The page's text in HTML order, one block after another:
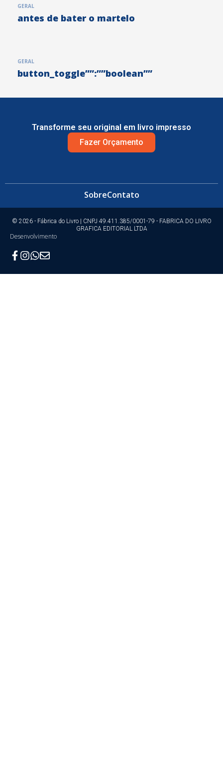
GERAL
antes de bater o martelo
GERAL
button_toggle””:””boolean””
Transforme seu original em livro impresso
Fazer Orçamento
SobreContato
© 2026 - Fábrica do Livro | CNPJ 49.411.385/0001-79 - FABRICA DO LIVRO
GRAFICA EDITORIAL LTDA
Desenvolvimento